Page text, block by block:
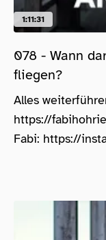
1:11:31
078 - Wann
fliegen?
Alles
https://
Fabi: https://